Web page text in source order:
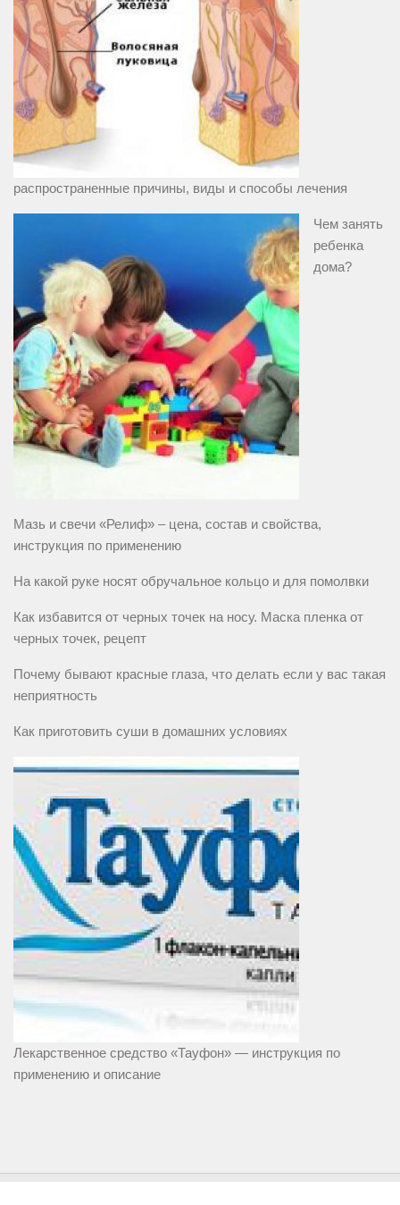
распространенные причины, виды и способы лечения
Чем занять
ребенка
дома?
Мазь и свечи «Релиф» – цена, состав и свойства,
инструкция по применению
На какой руке носят обручальное кольцо и для помолвки
Как избавится от черных точек на носу. Маска пленка от
черных точек, рецепт
Почему бывают красные глаза, что делать если у вас такая
неприятность
Как приготовить суши в домашних условиях
Лекарственное средство «Тауфон» — инструкция по
применению и описание